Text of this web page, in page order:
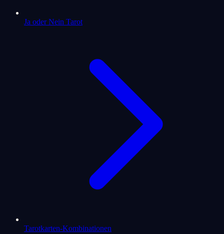
Ja oder Nein Tarot
Tarotkarten-Kombinationen